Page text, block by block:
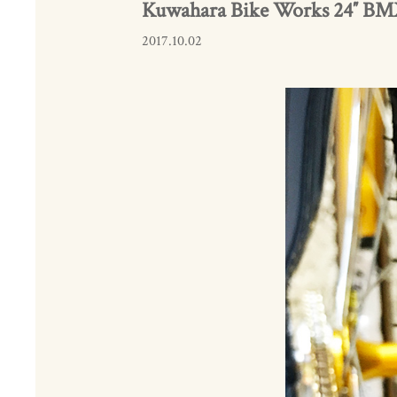
Kuwahara Bike Works 24″
2017.10.02